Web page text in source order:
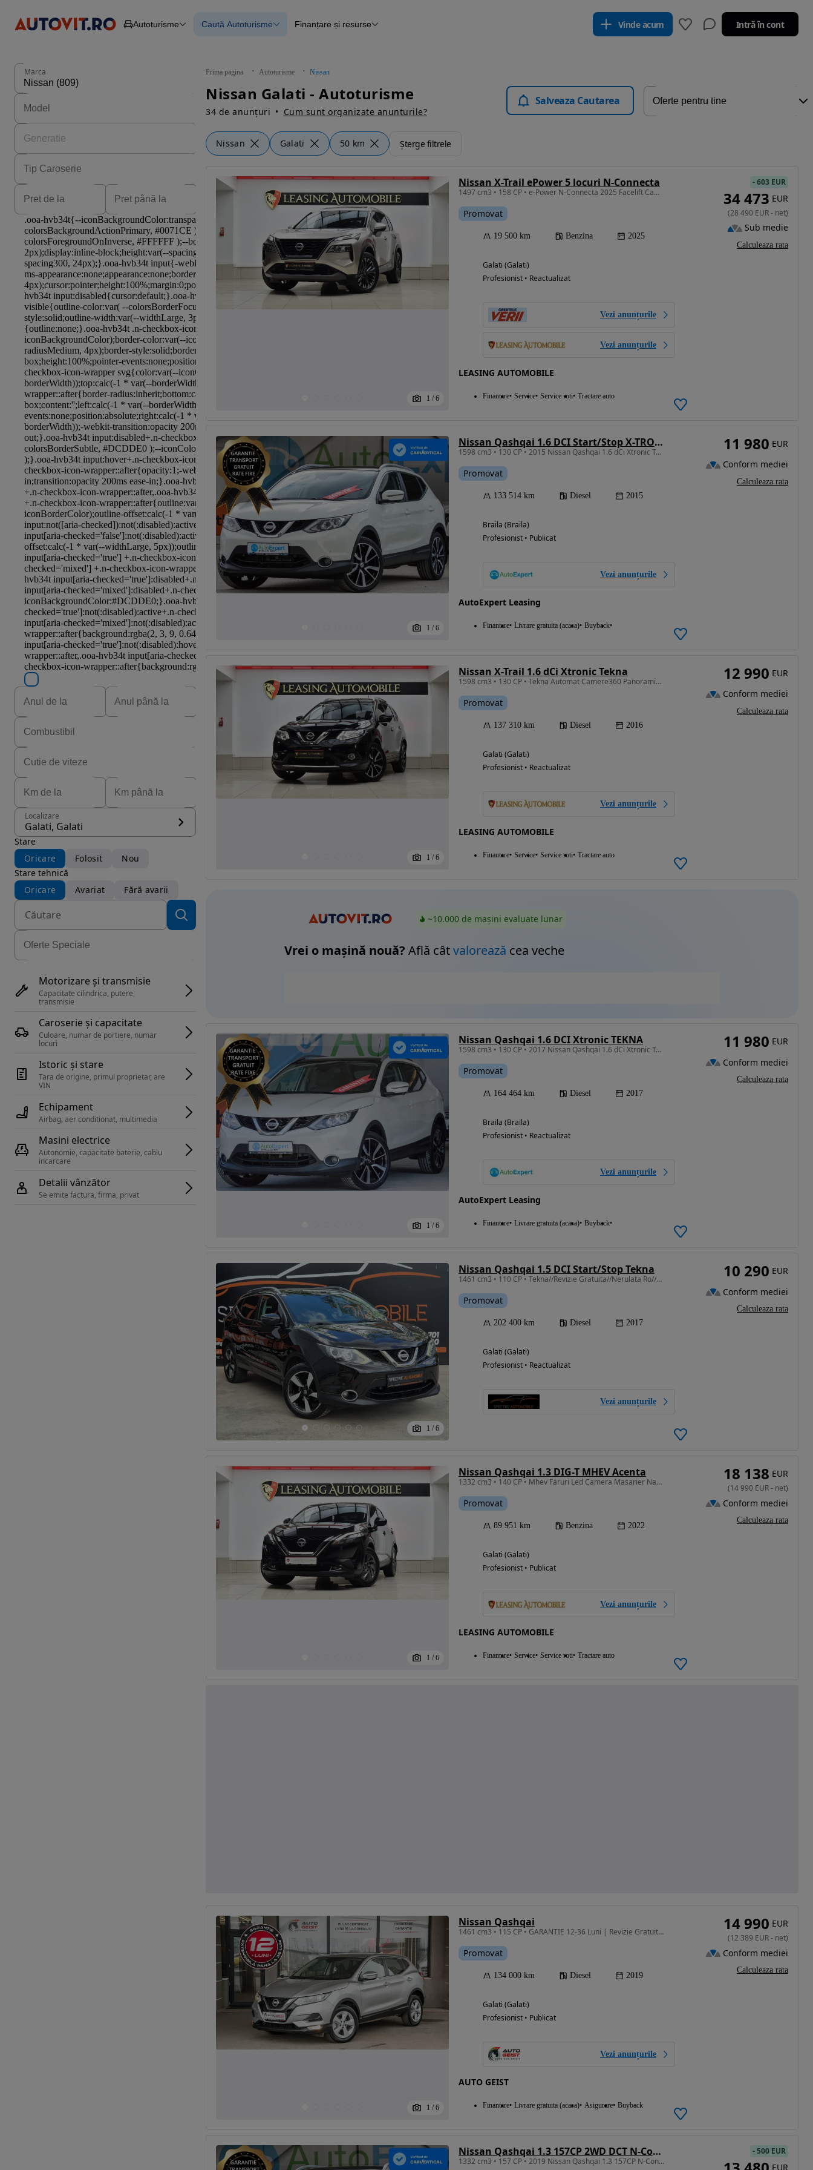
Autoturisme
Autoturisme
Mașini electrice
Mașini cu detalii verificate
Caută Autoturisme
Blog Autovit.ro
Finanțare și resurse Vinde acum Intră în cont
Prima pagina Autoturisme Nissan
Nissan Galati - Autoturisme
34 de anunțuri Cum sunt organizate anunturile?
Salveaza Cautarea
Nissan Galati 50 km Șterge filtrele
Marca
Eligibil pentru
Localizare
Galati, Galati
Stare
Oricare
Folosit
Nou
Stare tehnică
Oricare
Avariat Fără avarii
Motorizare și transmisie
Capacitate cilindrica, putere,
transmisie
Caroserie și capacitate
Culoare, numar de portiere, numar
locuri
Istoric și stare
Tara de origine, primul proprietar, are
Echipament
Airbag, aer conditionat, multimedia
Masini electrice
Autonomie, capacitate baterie, cablu
Detalii vânzător
Se emite factura, firma, privat
1 / 6
Nissan X-Trail ePower 5 locuri N-Connecta
1497 cm3 • 158 CP • e-Power N-Connecta 2025 Facelift Camere360 Led Ceasuri Digitale Garant
Promovat
19 500 km Benzina 2025
Galati (Galati)
Profesionist • Reactualizat
Vezi anunțurile
Vezi anunțurile
LEASING AUTOMOBILE
Finantare Service Service roti Tractare auto
-603 EUR
34 473 EUR
(28 490 EUR- net)
Sub medie
Calculeaza rata
1 / 6
Nissan Qashqai 1.6 DCI Start/Stop X-TRONIC Tekna
1598 cm3 • 130 CP • 2015 Nissan Qashqai 1.6 dCi Xtronic Tekna / RATE FIXE / AVANS 0
Promovat
133 514 km Diesel 2015
Braila (Braila)
Profesionist • Publicat
Vezi anunțurile
AutoExpert Leasing
Finantare Livrare gratuita (acasa) Buyback
11 980 EUR
Conform mediei
Calculeaza rata
1 / 6
Nissan X-Trail 1.6 dCi Xtronic Tekna
1598 cm3 • 130 CP • Tekna Automat Camere360 Panoramic Piele Scaune Incalzite Carlig
Promovat
137 310 km Diesel 2016
Galati (Galati)
Profesionist • Reactualizat
Vezi anunțurile
LEASING AUTOMOBILE
Finantare Service Service roti Tractare auto
12 990 EUR
Conform mediei
Calculeaza rata
~10.000 de mașini evaluate lunar
Vrei o mașină nouă? Află câtvalorează cea veche
1 / 6
Nissan Qashqai 1.6 DCI Xtronic TEKNA
1598 cm3 • 130 CP • 2017 Nissan Qashqai 1.6 dCi Xtronic Tekna / RATE FIXE / AVANS 0 /
Promovat
164 464 km Diesel 2017
Braila (Braila)
Profesionist • Reactualizat
Vezi anunțurile
AutoExpert Leasing
Finantare Livrare gratuita (acasa) Buyback
11 980 EUR
Conform mediei
Calculeaza rata
1 / 6
Nissan Qashqai 1.5 DCI Start/Stop Tekna
1461 cm3 • 110 CP • Tekna//Revizie Gratuita//Nerulata Ro//Km Certificati//Garantie
Promovat
202 400 km Diesel 2017
Galati (Galati)
Profesionist • Reactualizat
Vezi anunțurile
10 290 EUR
Conform mediei
Calculeaza rata
1 / 6
Nissan Qashqai 1.3 DIG-T MHEV Acenta
1332 cm3 • 140 CP • Mhev Faruri Led Camera Masarier Navi Istoric la zi Garantie
Promovat
89 951 km Benzina 2022
Galati (Galati)
Profesionist • Publicat
Vezi anunțurile
LEASING AUTOMOBILE
Finantare Service Service roti Tractare auto
18 138 EUR
(14 990 EUR- net)
Conform mediei
Calculeaza rata
1 / 6
Nissan Qashqai
1461 cm3 • 115 CP • GARANTIE 12-36 Luni | Revizie Gratuita | Finantare | Rulaj Certificat
Promovat
134 000 km Diesel 2019
Galati (Galati)
Profesionist • Publicat
Vezi anunțurile
AUTO GEIST
Finantare Livrare gratuita (acasa) Asigurare Buyback
14 990 EUR
(12 389 EUR- net)
Conform mediei
Calculeaza rata
Nissan Qashqai 1.3 157CP 2WD DCT N-Connecta
1332 cm3 • 157 CP • 2019 Nissan Qashqai 1.3 157CP N-Connecta / RATE FIXE / AVANS 0 /
-500 EUR
EUR